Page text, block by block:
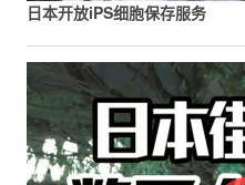
日本开放iPS细胞保存服务